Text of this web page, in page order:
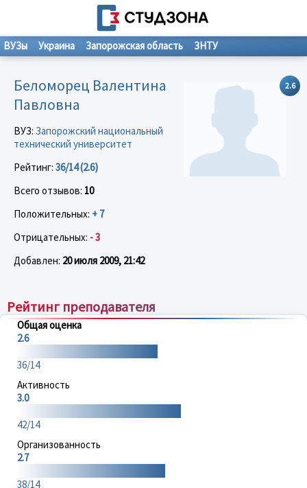
ВУЗы Украина Запорожская область ЗНТУ
2.6
Беломорец Валентина
Павловна
ВУЗ: Запорожский национальный
технический университет
Рейтинг: 36/14 (2.6)
Всего отзывов: 10
Положительных: + 7
Отрицательных: - 3
Добавлен: 20 июля 2009, 21:42
Рейтинг преподавателя
Общая оценка
2.6
36/14
Активность
3.0
42/14
Организованность
2.7
38/14